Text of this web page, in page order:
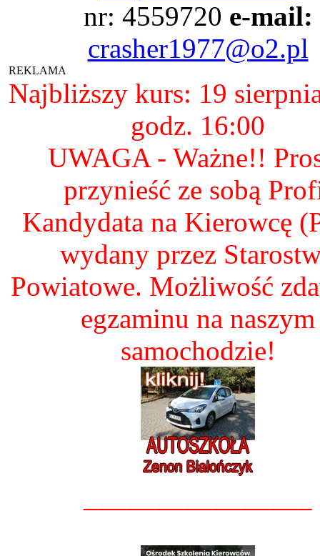
nr: 4559720 e-mail:
crasher1977@o2.pl
REKLAMA
Najbliższy kurs: 19
godz. 16:00
UWAGA - Ważne!!
przynieść ze sobą
Kandydata na Kierowcę
wydany przez
Powiatowe. Możliwość
egzaminu na naszym
samochodzie!